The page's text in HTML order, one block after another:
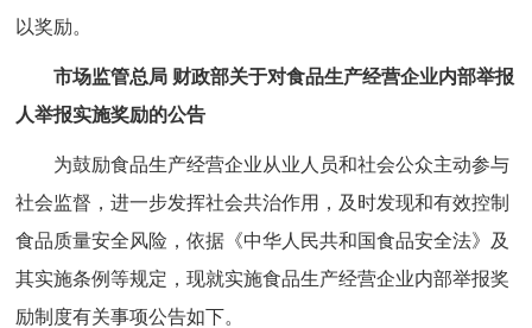
以奖励。
市场监管总局 财政部关于对食品生产经营企业内部举报
人举报实施奖励的公告
为鼓励食品生产经营企业从业人员和社会公众主动参与
社会监督，进一步发挥社会共治作用，及时发现和有效控制
食品质量安全风险，依据《中华人民共和国食品安全法》及
其实施条例等规定，现就实施食品生产经营企业内部举报奖
励制度有关事项公告如下。